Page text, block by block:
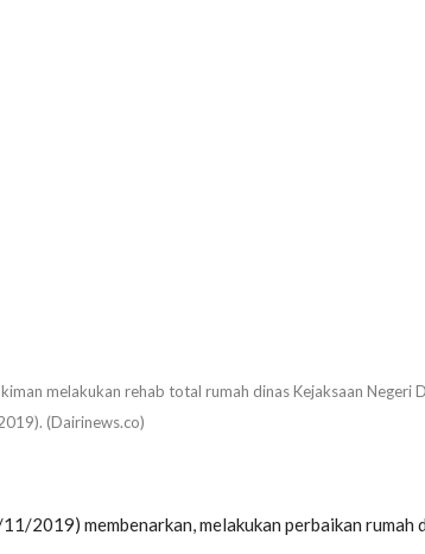
melakukan rehab total rumah dinas Kejaksaan Negeri
(Dairinews.co)
2019) membenarkan, melakukan perbaikan